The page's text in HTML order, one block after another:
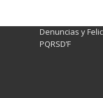
Denuncias y
PQRSD’F